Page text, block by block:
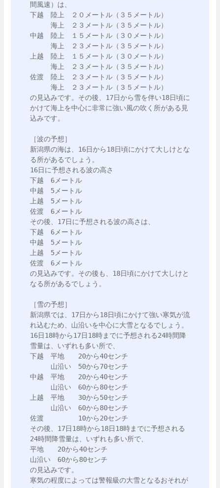
間風速）は、
下越　陸上　２０メートル（３５メートル）
海上　２３メートル（３５メートル）
中越　陸上　１５メートル（３０メートル）
海上　２３メートル（３５メートル）
上越　陸上　１５メートル（３０メートル）
海上　２３メートル（３５メートル）
佐渡　陸上　２３メートル（３５メートル）
海上　２３メートル（３５メートル）
の見込みです。その後、17日から雪を伴い18日頃に
かけて海上を中心に非常に強い風の吹く所がある見
込みです。
［波の予想］
新潟県の海は、16日から18日頃にかけて大しけとな
る所があるでしょう。
16日に予想される波の高さ
下越　6メートル
中越　5メートル
上越　5メートル
佐渡　6メートル
その後、17日に予想される波の高さは、
下越　6メートル
中越　5メートル
上越　5メートル
佐渡　6メートル
の見込みです。その後も、18日頃にかけて大しけと
なる所があるでしょう。
［雪の予想］
新潟県では、17日から18日頃にかけて強い寒気が流
れ込むため、山沿いを中心に大雪となるでしょう。
16日18時から17日18時までに予想される24時間降
雪量は、いずれも多い所で、
下越　平地　　20から40センチ
山沿い　50から70センチ
中越　平地　　20から40センチ
山沿い　60から80センチ
上越　平地　　30から50センチ
山沿い　60から80センチ
佐渡　　　　　10から20センチ
その後、17日18時から18日18時までに予想される
24時間降雪量は、いずれも多い所で、
平地　　20から40センチ
山沿い　60から80センチ
の見込みです。
寒気の程度によっては警報級の大雪となるおそれが